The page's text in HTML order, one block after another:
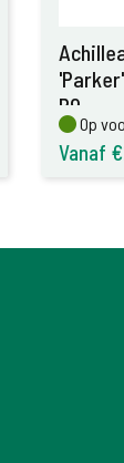
P9
Op
Op
Vanaf